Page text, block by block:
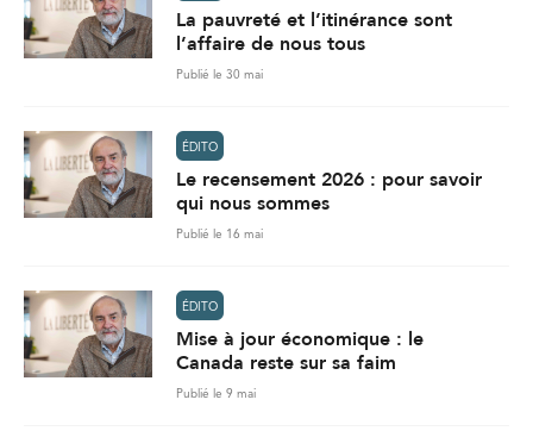
La pauvreté et l’itinérance sont
l’affaire de nous tous
Publié le 30 mai
ÉDITO
Le recensement 2026 : pour savoir
qui nous sommes
Publié le 16 mai
ÉDITO
Mise à jour économique : le
Canada reste sur sa faim
Publié le 9 mai